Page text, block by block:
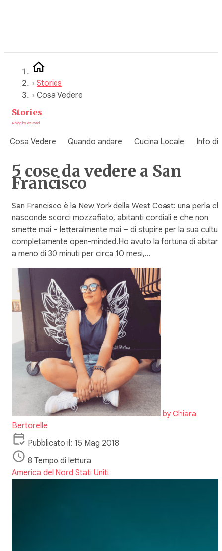
› Stories
› Cosa Vedere
Stories
A blog by WeRoad
Cosa Vedere Quando andare Cucina Locale Info di
5 cose da vedere a San
Francisco
San Francisco è la New York della West Coast: una perla
nasconde scorci mozzafiato, abitanti cordiali e che non
smette mai – letteralmente mai – di stupire per la sua
completamente open-minded.Ho avuto la fortuna di
a meno di 30 minuti per circa 10 mesi,…
byChiara
Bertorelle
Pubblicato il: 15 Mag 2018
8 Tempo di lettura
America del Nord Stati Uniti